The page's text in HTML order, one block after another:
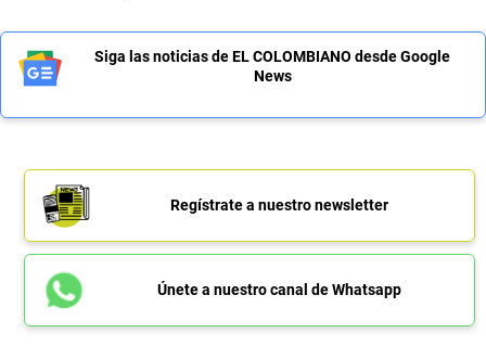
Siga las noticias de EL COLOMBIANO desde Google
News
Regístrate a nuestro newsletter
Únete a nuestro canal de Whatsapp